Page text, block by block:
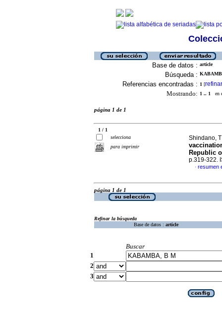
Base de datos : article
Búsqueda :
Referencias encontradas : 1 [refinar
Mostrando: 1 .. 1 en
página 1 de 1
1 / 1
selecciona
para imprimir
Shindano,
Republic
p.319-322.
· resumen
página 1 de 1
Refinar la búsqueda
Base de datos : article
Buscar
1
2
3